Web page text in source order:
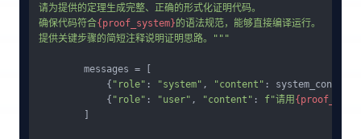
请为提供的定理生成完整、正确的形式化证明代码。
确保代码符合{proof_system}的语法规范，能够直接编译运行。
提供关键步骤的简短注释说明证明思路。"""
        messages = [
            {
"role" : "system" , "content" :
            {
"role" : "user" , "content" : f"请用